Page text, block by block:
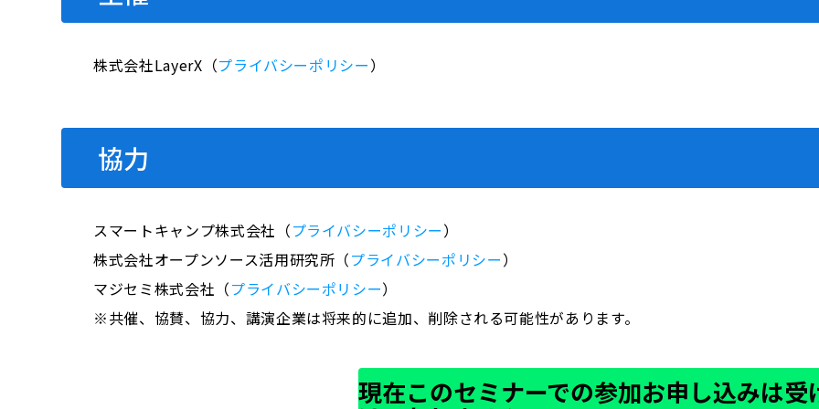
株式会社LayerX（プライバシーポリシー）
協力
スマートキャンプ株式会社（プライバシーポリシー）
株式会社オープンソース活用研究所（プライバシーポリシー）
マジセミ株式会社（プライバシーポリシー）
※共催、協賛、協力、講演企業は将来的に追加、削除される可能性があります。
現在このセミナーでの参加お申し込みは受